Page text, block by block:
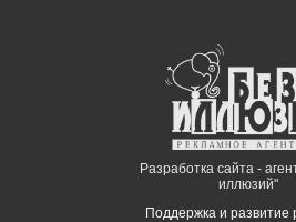
Разработка сайта -
иллюзий"
Поддержка и развитие